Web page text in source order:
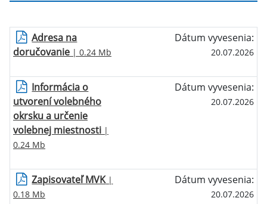
Adresa na
doručovanie | 0.24 Mb
Dátum vyvesenia:
20.07.2026
Informácia o
utvorení volebného
okrsku a určenie
volebnej miestnosti |
0.24 Mb
Dátum vyvesenia:
20.07.2026
Zapisovateľ MVK|
0.18 Mb
Dátum vyvesenia:
20.07.2026